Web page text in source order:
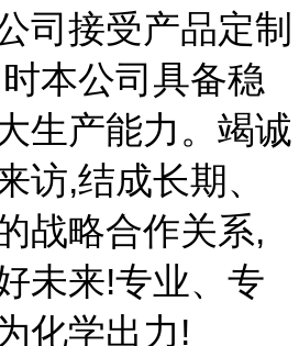
司接受产品定制
本公司具备稳
生产能力。竭诚
访,结成长期、
战略合作关系,
未来!专业、专
化学出力!